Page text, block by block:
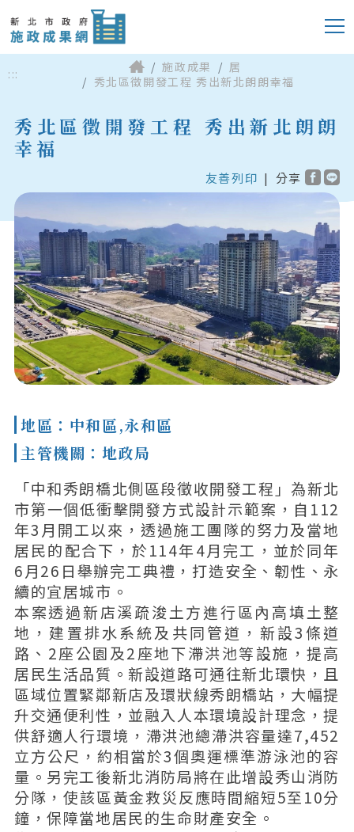
::: 施政成果
居
秀北區徵開發工程 秀出新北朗朗幸福
秀北區徵開發工程 秀出新北朗朗
幸福
友善列印 | 分享
地區：中和區,永和區
主管機關：地政局
「中和秀朗橋北側區段徵收開發工程」為新北
市第一個低衝擊開發方式設計示範案，自112
年3月開工以來，透過施工團隊的努力及當地
居民的配合下，於114年4月完工，並於同年
6月26日舉辦完工典禮，打造安全、韌性、永
續的宜居城市。
本案透過新店溪疏浚土方進行區內高填土整
地，建置排水系統及共同管道，新設3條道
路、2座公園及2座地下滯洪池等設施，提高
居民生活品質。新設道路可通往新北環快，且
區域位置緊鄰新店及環狀線秀朗橋站，大幅提
升交通便利性，並融入人本環境設計理念，提
供舒適人行環境，滯洪池總滯洪容量達7,452
立方公尺，約相當於3個奧運標準游泳池的容
量。另完工後新北消防局將在此增設秀山消防
分隊，使該區黃金救災反應時間縮短5至10分
鐘，保障當地居民的生命財產安全。